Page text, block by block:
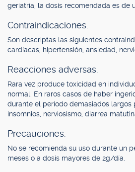
geriatría, la dosis recomendada es de
Contraindicaciones.
Son descriptas las siguientes
cardíacas, hipertensión, ansiedad,
Reacciones adversas.
Rara vez produce toxicidad en
normal. En raros casos de haber
durante el período demasiados largos
insomnios, nerviosismo, diarrea
Precauciones.
No se recomienda su uso durante un
meses o a dosis mayores de 2g/día.